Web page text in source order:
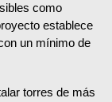
como
establece
un mínimo de
torres de más